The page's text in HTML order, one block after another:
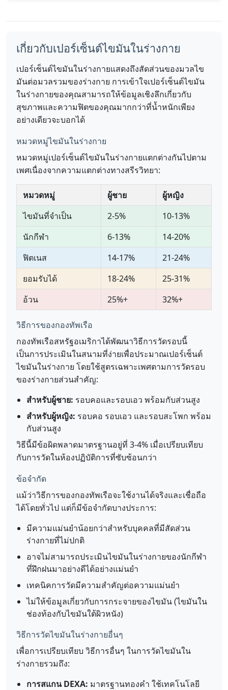
เกี่ยวกับเปอร์เซ็นต์ไขมันในร่างกาย
เปอร์เซ็นต์ไขมันในร่างกายแสดงถึงสัดส่วนของมวลไข
มันต่อมวลรวมของร่างกาย การเข้าใจเปอร์เซ็นต์ไขมัน
ในร่างกายของคุณสามารถให้ข้อมูลเชิงลึกเกี่ยวกับ
สุขภาพและความฟิตของคุณมากกว่าที่น้ำหนักเพียง
อย่างเดียวจะบอกได้
หมวดหมู่ไขมันในร่างกาย
หมวดหมู่เปอร์เซ็นต์ไขมันในร่างกายแตกต่างกันไปตาม
เพศเนื่องจากความแตกต่างทางสรีรวิทยา:
หมวดหมู่ ผู้ชาย
ผู้หญิง
ไขมันที่จำเป็น
2-5%
10-13%
นักกีฬา
6-13%
14-20%
ฟิตเนส
14-17%
21-24%
ยอมรับได้
18-24%
25-31%
อ้วน
25%+ 32%+
วิธีการของกองทัพเรือ
กองทัพเรือสหรัฐอเมริกาได้พัฒนาวิธีการวัดรอบนี้
เป็นการประเมินในสนามที่ง่ายเพื่อประมาณเปอร์เซ็นต์
ไขมันในร่างกาย โดยใช้สูตรเฉพาะเพศตามการวัดรอบ
ของร่างกายส่วนสำคัญ:
สำหรับผู้ชาย: รอบคอและรอบเอว พร้อมกับส่วนสูง
สำหรับผู้หญิง: รอบคอ รอบเอว และรอบสะโพก พร้อม
กับส่วนสูง
วิธีนี้มีข้อผิดพลาดมาตรฐานอยู่ที่ 3-4% เมื่อเปรียบเทียบ
กับการวัดในห้องปฏิบัติการที่ซับซ้อนกว่า
ข้อจำกัด
แม้ว่าวิธีการของกองทัพเรือจะใช้งานได้จริงและเชื่อถือ
ได้โดยทั่วไป แต่ก็มีข้อจำกัดบางประการ:
มีความแม่นยำน้อยกว่าสำหรับบุคคลที่มีสัดส่วน
ร่างกายที่ไม่ปกติ
อาจไม่สามารถประเมินไขมันในร่างกายของนักกีฬา
ที่ฝึกฝนมาอย่างดีได้อย่างแม่นยำ
เทคนิคการวัดมีความสำคัญต่อความแม่นยำ
ไม่ให้ข้อมูลเกี่ยวกับการกระจายของไขมัน (ไขมันใน
ช่องท้องกับไขมันใต้ผิวหนัง)
วิธีการวัดไขมันในร่างกายอื่นๆ
เพื่อการเปรียบเทียบ วิธีการอื่นๆ ในการวัดไขมันใน
ร่างกายรวมถึง:
การสแกน DEXA: มาตรฐานทองคำ ใช้เทคโนโลยี